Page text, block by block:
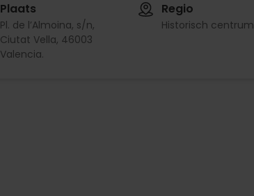
Plaats
Pl. de l’Almoina, s/n,
Ciutat Vella, 46003
Valencia.
Regio
Historisch centrum